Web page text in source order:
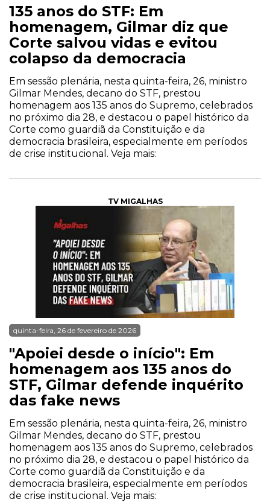
135 anos do STF: Em
homenagem, Gilmar diz que
Corte salvou vidas e evitou
colapso da democracia
Em sessão plenária, nesta quinta-feira, 26, ministro
Gilmar Mendes, decano do STF, prestou
homenagem aos 135 anos do Supremo, celebrados
no próximo dia 28, e destacou o papel histórico da
Corte como guardiã da Constituição e da
democracia brasileira, especialmente em períodos
de crise institucional. Veja mais:
TV MIGALHAS
quinta-feira, 26 de fevereiro de 2026
"Apoiei desde o início": Em
homenagem aos 135 anos do
STF, Gilmar defende inquérito
das fake news
Em sessão plenária, nesta quinta-feira, 26, ministro
Gilmar Mendes, decano do STF, prestou
homenagem aos 135 anos do Supremo, celebrados
no próximo dia 28, e destacou o papel histórico da
Corte como guardiã da Constituição e da
democracia brasileira, especialmente em períodos
de crise institucional. Veja mais: